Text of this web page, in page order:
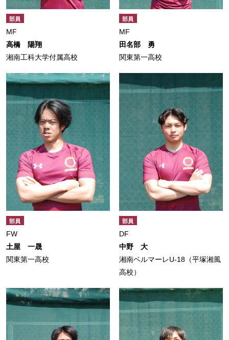
部員
MF
高橋 陽翔
湘南工科大学付属高校
部員
MF
田名部 勇
関東第一高校
部員
FW
土屋 一晟
関東第一高校
部員
DF
中野 大
湘南ベルマーレU-18（平塚湘風
高校）